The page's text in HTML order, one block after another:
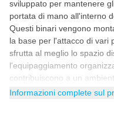
sviluppato per mantenere
portata di mano all'interno
Questi binari vengono
la base per l'attacco di vari
sfrutta al meglio lo spazio
l'equipaggiamento
contribuiscono a un
di lavorare in modo
Informazioni complete sul